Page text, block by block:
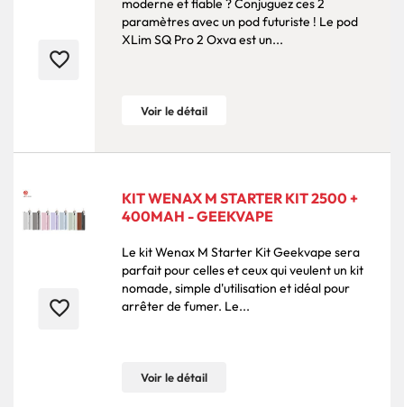
favorite_border
moderne et fiable ? Conjuguez ces 2
paramètres avec un pod futuriste ! Le pod
XLim SQ Pro 2 Oxva est un...
Voir le détail
favorite_border
KIT WENAX M STARTER KIT 2500 +
400MAH - GEEKVAPE
Le kit Wenax M Starter Kit Geekvape sera
parfait pour celles et ceux qui veulent un kit
nomade, simple d'utilisation et idéal pour
arrêter de fumer. Le...
Voir le détail